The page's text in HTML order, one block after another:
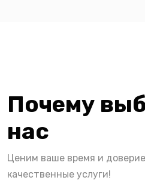
Почему
нас
Ценим ваше время и
качественные услуги!